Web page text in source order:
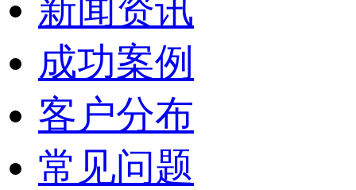
新闻资讯
成功案例
客户分布
常见问题